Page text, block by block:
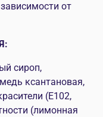
от
сироп,
ксантановая,
(Е102,
(лимонная